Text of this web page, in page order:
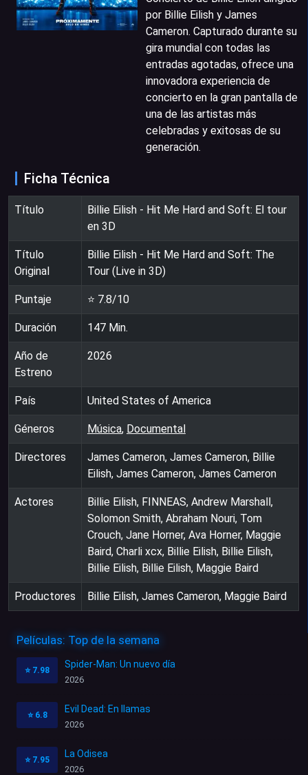
por Billie Eilish y James
Cameron. Capturado durante su
gira mundial con todas las
entradas agotadas, ofrece una
innovadora experiencia de
concierto en la gran pantalla de
una de las artistas más
celebradas y exitosas de su
generación.
Ficha Técnica
Título
Billie Eilish - Hit Me Hard and Soft: El tour
en 3D
Título
Original
Billie Eilish - Hit Me Hard and Soft: The
Tour (Live in 3D)
Puntaje ⭐ 7.8/10
Duración 147 Min.
Año de
Estreno
2026
País United States of America
Géneros Música, Documental
Directores
James Cameron, James Cameron, Billie
Eilish, James Cameron, James Cameron
Actores
Billie Eilish, FINNEAS, Andrew Marshall,
Solomon Smith, Abraham Nouri, Tom
Crouch, Jane Horner, Ava Horner, Maggie
Baird, Charli xcx, Billie Eilish, Billie Eilish,
Billie Eilish, Billie Eilish, Maggie Baird
Productores Billie Eilish, James Cameron, Maggie Baird
Películas: Top de la semana
⭐ 7.98
Spider-Man: Un nuevo día
2026
⭐ 6.8
Evil Dead: En llamas
2026
⭐ 7.95
La Odisea
2026